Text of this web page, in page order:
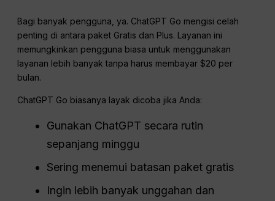
Bagi banyak pengguna, ya. ChatGPT Go mengisi celah
penting di antara paket Gratis dan Plus. Layanan ini
memungkinkan pengguna biasa untuk menggunakan
layanan lebih banyak tanpa harus membayar $20 per
bulan.
ChatGPT Go biasanya layak dicoba jika Anda:
Gunakan ChatGPT secara rutin
sepanjang minggu
Sering menemui batasan paket gratis
Ingin lebih banyak unggahan dan